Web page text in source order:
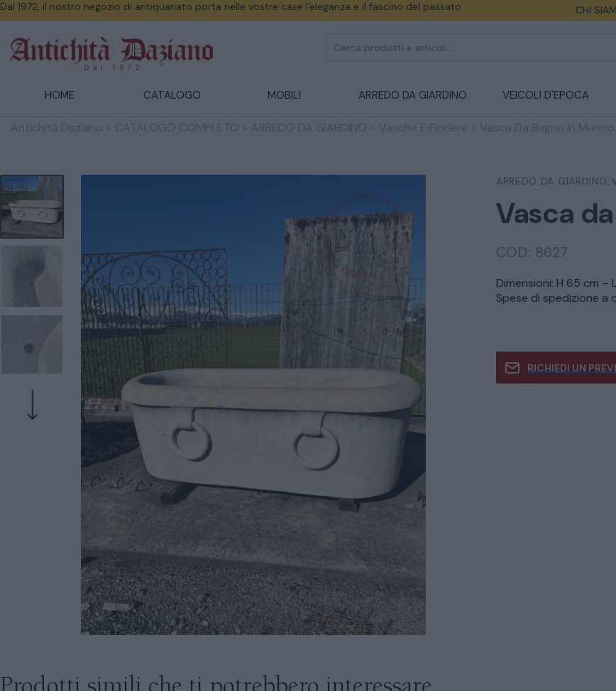
Dal 1972, il nostro negozio di antiquariato porta nelle vostre case l'eleganza e il fascino del passato CHI
HOME CATALOGO MOBILI ARREDO DA GIARDINO VEICOLI D'EPOCA
Antichità Daziano CATALOGO COMPLETO ARREDO DA GIARDINO Vasche E Fioriere Vasca Da Bagno In Marmo
CATALOGO COMPLETO
ARREDO DA GIARDINO ,
Vasca
COD: 8627
Dimensioni: H 65 cm –
Spese di spedizione a
RICHIEDI UN